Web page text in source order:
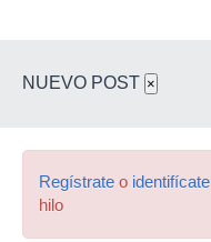
NUEVO POST ×
Regístrate o identifícate
hilo